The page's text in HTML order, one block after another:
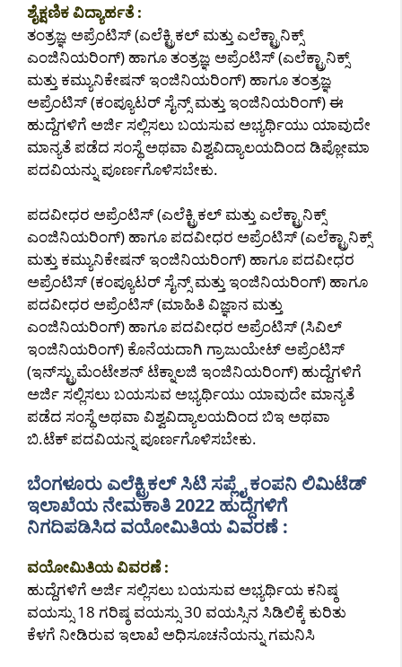
ಶೈಕ್ಷಣಿಕ ವಿದ್ಯಾರ್ಹತೆ :
ತಂತ್ರಜ್ಞ ಅಪ್ರೆಂಟಿಸ್ (ಎಲೆಕ್ಟ್ರಿಕಲ್ ಮತ್ತು ಎಲೆಕ್ಟ್ರಾನಿಕ್ಸ್
ಎಂಜಿನಿಯರಿಂಗ್) ಹಾಗೂ ತಂತ್ರಜ್ಞ ಅಪ್ರೆಂಟಿಸ್ (ಎಲೆಕ್ಟ್ರಾನಿಕ್ಸ್
ಮತ್ತು ಕಮ್ಯುನಿಕೇಷನ್ ಇಂಜಿನಿಯರಿಂಗ್) ಹಾಗೂ ತಂತ್ರಜ್ಞ
ಅಪ್ರೆಂಟಿಸ್ (ಕಂಪ್ಯೂಟರ್ ಸೈನ್ಸ್ ಮತ್ತು ಇಂಜಿನಿಯರಿಂಗ್) ಈ
ಹುದ್ದೆಗಳಿಗೆ ಅರ್ಜಿ ಸಲ್ಲಿಸಲು ಬಯಸುವ ಅಭ್ಯರ್ಥಿಯು ಯಾವುದೇ
ಮಾನ್ಯತೆ ಪಡೆದ ಸಂಸ್ಥೆ ಅಥವಾ ವಿಶ್ವವಿದ್ಯಾಲಯದಿಂದ ಡಿಪ್ಲೋಮಾ
ಪದವಿಯನ್ನು ಪೂರ್ಣಗೊಳಿಸಬೇಕು.
ಪದವೀಧರ ಅಪ್ರೆಂಟಿಸ್ (ಎಲೆಕ್ಟ್ರಿಕಲ್ ಮತ್ತು ಎಲೆಕ್ಟ್ರಾನಿಕ್ಸ್
ಎಂಜಿನಿಯರಿಂಗ್) ಹಾಗೂ ಪದವೀಧರ ಅಪ್ರೆಂಟಿಸ್ (ಎಲೆಕ್ಟ್ರಾನಿಕ್ಸ್
ಮತ್ತು ಕಮ್ಯುನಿಕೇಷನ್ ಇಂಜಿನಿಯರಿಂಗ್) ಹಾಗೂ ಪದವೀಧರ
ಅಪ್ರೆಂಟಿಸ್ (ಕಂಪ್ಯೂಟರ್ ಸೈನ್ಸ್ ಮತ್ತು ಇಂಜಿನಿಯರಿಂಗ್) ಹಾಗೂ
ಪದವೀಧರ ಅಪ್ರೆಂಟಿಸ್ (ಮಾಹಿತಿ ವಿಜ್ಞಾನ ಮತ್ತು
ಎಂಜಿನಿಯರಿಂಗ್) ಹಾಗೂ ಪದವೀಧರ ಅಪ್ರೆಂಟಿಸ್ (ಸಿವಿಲ್
ಇಂಜಿನಿಯರಿಂಗ್) ಕೊನೆಯದಾಗಿ ಗ್ರಾಜುಯೇಟ್ ಅಪ್ರೆಂಟಿಸ್
(ಇನ್‌ಸ್ಟ್ರುಮೆಂಟೇಶನ್ ಟೆಕ್ನಾಲಜಿ ಇಂಜಿನಿಯರಿಂಗ್) ಹುದ್ದೆಗಳಿಗೆ
ಅರ್ಜಿ ಸಲ್ಲಿಸಲು ಬಯಸುವ ಅಭ್ಯರ್ಥಿಯು ಯಾವುದೇ ಮಾನ್ಯತೆ
ಪಡೆದ ಸಂಸ್ಥೆ ಅಥವಾ ವಿಶ್ವವಿದ್ಯಾಲಯದಿಂದ ಬಿಇ ಅಥವಾ
ಬಿ.ಟೆಕ್ ಪದವಿಯನ್ನ ಪೂರ್ಣಗೊಳಿಸಬೇಕು.
ಬೆಂಗಳೂರು ಎಲೆಕ್ಟ್ರಿಕಲ್ ಸಿಟಿ ಸಪ್ಲೈ ಕಂಪನಿ ಲಿಮಿಟೆಡ್
ಇಲಾಖೆಯ ನೇಮಕಾತಿ 2022 ಹುದ್ದೆಗಳಿಗೆ
ನಿಗದಿಪಡಿಸಿದ ವಯೋಮಿತಿಯ ವಿವರಣೆ :
ವಯೋಮಿತಿಯ ವಿವರಣೆ :
ಹುದ್ದೆಗಳಿಗೆ ಅರ್ಜಿ ಸಲ್ಲಿಸಲು ಬಯಸುವ ಅಭ್ಯರ್ಥಿಯ ಕನಿಷ್ಠ
ವಯಸ್ಸು 18 ಗರಿಷ್ಠ ವಯಸ್ಸು 30 ವಯಸ್ಸಿನ ಸಿಡಿಲಿಕ್ಕೆ ಕುರಿತು
ಕೆಳಗೆ ನೀಡಿರುವ ಇಲಾಖೆ ಅಧಿಸೂಚನೆಯನ್ನು ಗಮನಿಸಿ